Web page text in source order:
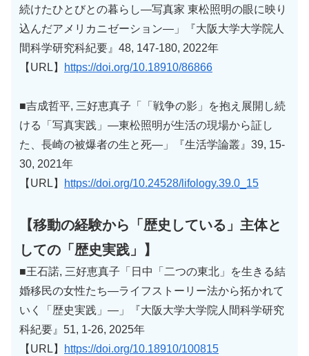
続けたひとびとの暮らし―写真家 東松照明の眼に映り
込んだアメリカニゼーション―」『大阪大学大学院人
間科学研究科紀要』48, 147-180, 2022年
【URL】
https://doi.org/10.18910/86866
■吉成哲平, 三好恵真子「「戦争の影」を抱え展開し続
ける「写真実践」―東松照明が生活の現場から証し
た、長崎の被爆者の生と死―」『生活学論叢』39, 15-
30, 2021年
【URL】
https://doi.org/10.24528/lifology.39.0_15
【移動の経験から「歴史している」主体と
しての「歴史実践」】
■王石諾, 三好恵真子「日中「二つの東北」を生きる結
婚移民の女性たち―ライフストーリー法から拓かれて
いく「歴史実践」―」『大阪大学大学院人間科学研究
科紀要』51, 1-26, 2025年
【URL】
https://doi.org/10.18910/100815